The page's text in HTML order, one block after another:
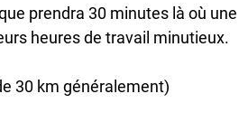
prendra 30 minutes là où une
heures de travail minutieux.
30 km généralement)